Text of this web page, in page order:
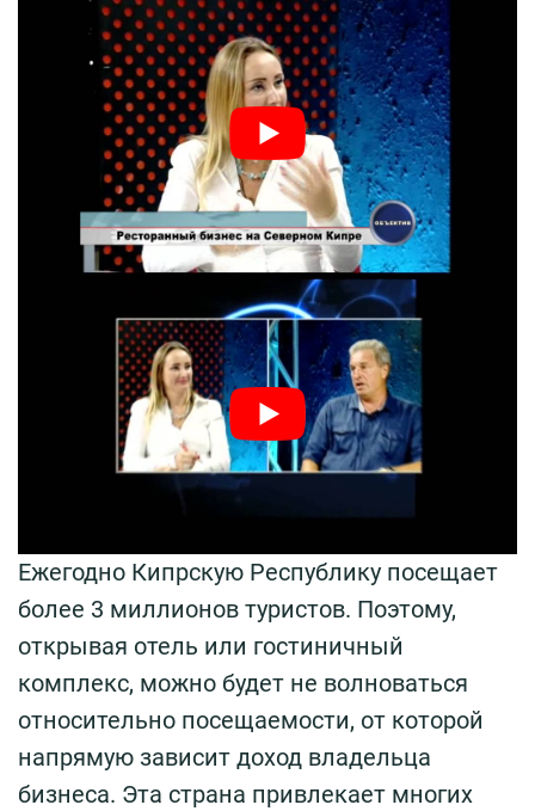
Ежегодно Кипрскую Республику посещает
более 3 миллионов туристов. Поэтому,
открывая отель или гостиничный
комплекс, можно будет не волноваться
относительно посещаемости, от которой
напрямую зависит доход владельца
бизнеса. Эта страна привлекает многих